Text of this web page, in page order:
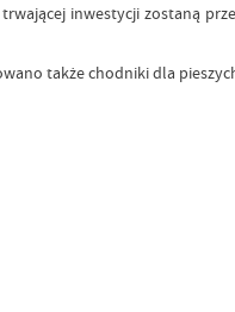
inwestycji zostaną
także chodniki dla